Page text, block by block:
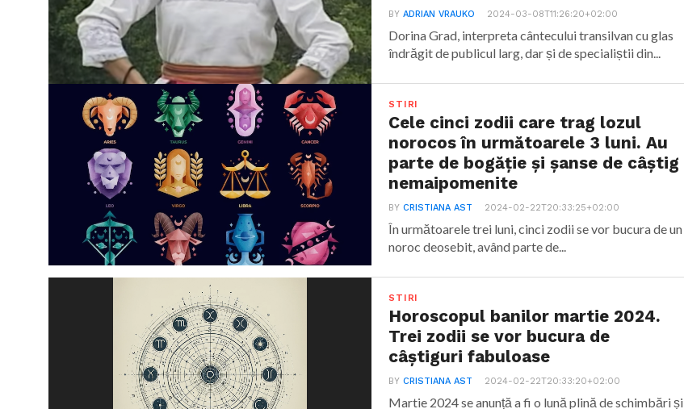
BYADRIAN VRAUKO 2024-03-08T11:26:20+02:00
Dorina Grad, interpreta cântecului transilvan cu glas
îndrăgit de publicul larg, dar și de specialiștii din...
STIRI
Cele cinci zodii care trag lozul
norocos în următoarele 3 luni. Au
parte de bogăție și șanse de câștig
nemaipomenite
BYCRISTIANA AST 2024-02-22T20:33:25+02:00
În următoarele trei luni, cinci zodii se vor bucura de un
noroc deosebit, având parte de...
STIRI
Horoscopul banilor martie 2024.
Trei zodii se vor bucura de
câștiguri fabuloase
BYCRISTIANA AST 2024-02-22T20:33:20+02:00
Martie 2024 se anunță a fi o lună plină de schimbări și